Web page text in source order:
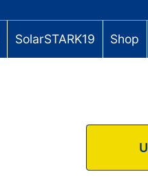
SolarSTARK19 Shop